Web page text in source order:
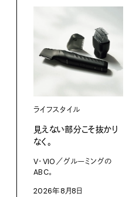
ライフスタイル
見えない部分こそ抜かり
なく。
V・VIO／グルーミングの
ABC。
2026年8月8日